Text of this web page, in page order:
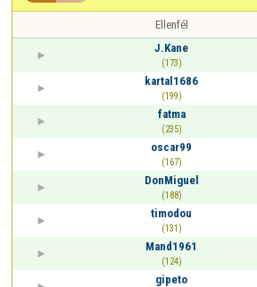
Ellenfél
J.Kane
(173)
kartal1686
(199)
fatma
(235)
oscar99
(167)
DonMiguel
(188)
timodou
(131)
Mand1961
(124)
gipeto